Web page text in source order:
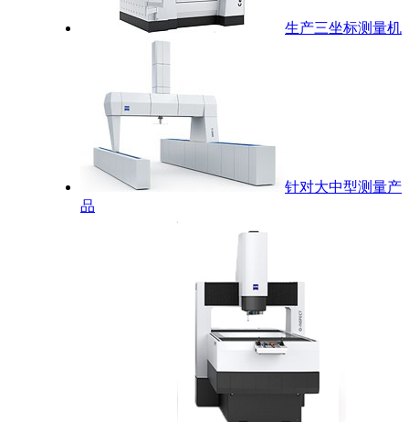
生产三坐标测量机
针对大中型测量产
品